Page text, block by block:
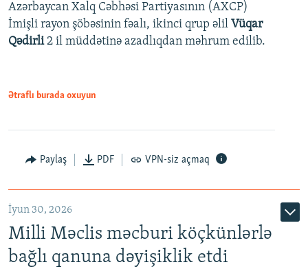
Azərbaycan Xalq Cəbhəsi Partiyasının (AXCP)
İmişli rayon şöbəsinin fəalı, ikinci qrup əlil Vüqar
Qədirli2 il müddətinə azadlıqdan məhrum edilib.
Ətraflı burada oxuyun
Paylaş PDF VPN-siz açmaq
İyun 30, 2026
Milli Məclis məcburi köçkünlərlə
bağlı qanuna dəyişiklik etdi